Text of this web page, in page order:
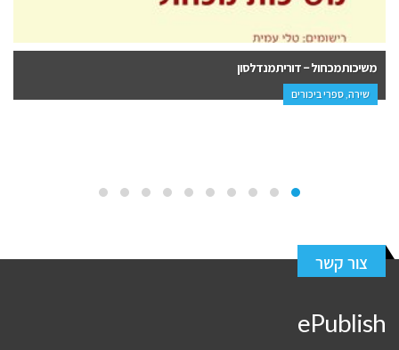
מרטין בובר: מבט מקרוב שיחות עם יהודית בובר-אגסי – לימור שריר
פנאי, עיון
צור קשר
ePublish